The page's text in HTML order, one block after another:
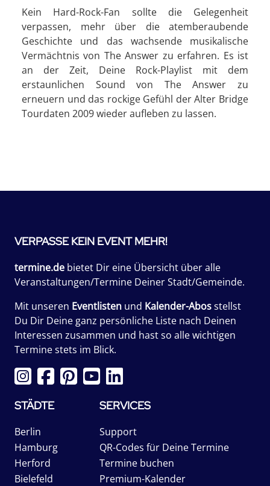
Kein Hard-Rock-Fan sollte die Gelegenheit
verpassen, mehr über die atemberaubende
Geschichte und das wachsende musikalische
Vermächtnis von The Answer zu erfahren. Es ist
an der Zeit, Deine Rock-Playlist mit dem
erstaunlichen Sound von The Answer zu
erneuern und das rockige Gefühl der Alter Bridge
Tourdaten 2009 wieder aufleben zu lassen.
VERPASSE KEIN EVENT MEHR!
termine.de bietet Dir eine Übersicht über alle
Veranstaltungen/Termine Deiner Stadt/Gemeinde.
Mit unseren Eventlisten und Kalender-Abosstellst
Du Dir Deine ganz persönliche Liste nach Deinen
Interessen zusammen und hast so alle wichtigen
Termine stets im Blick.
STÄDTE
Berlin
Hamburg
Herford
Bielefeld
SERVICES
Support
QR-Codes für Deine Termine
Termine buchen
Premium-Kalender